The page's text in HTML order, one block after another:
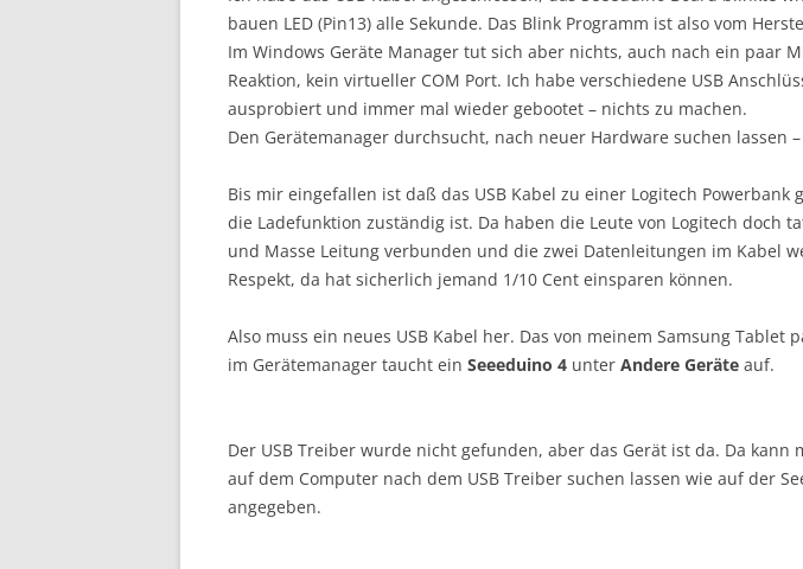
bauen LED (Pin13) alle Sekunde. Das Blink Programm ist also vom
Im Windows Geräte Manager tut sich aber nichts, auch nach ein paar
Reaktion, kein virtueller COM Port. Ich habe verschiedene USB
ausprobiert und immer mal wieder gebootet – nichts zu machen.
Den Gerätemanager durchsucht, nach neuer Hardware suchen lassen
Bis mir eingefallen ist daß das USB Kabel zu einer Logitech
die Ladefunktion zuständig ist. Da haben die Leute von Logitech doch
und Masse Leitung verbunden und die zwei Datenleitungen im Kabel
Respekt, da hat sicherlich jemand 1/10 Cent einsparen können.
Also muss ein neues USB Kabel her. Das von meinem Samsung Tablet
im Gerätemanager taucht ein Seeeduino 4 unter Andere Geräte auf.
Der USB Treiber wurde nicht gefunden, aber das Gerät ist da. Da kann
auf dem Computer nach dem USB Treiber suchen lassen wie auf der
angegeben.